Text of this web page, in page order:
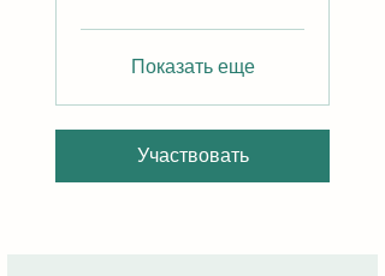
Показать еще
Участвовать